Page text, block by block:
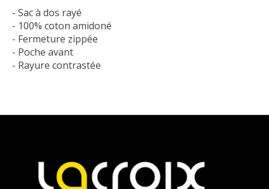
- Sac à dos rayé
- 100% coton amidoné
- Fermeture zippée
- Poche avant
- Rayure contrastée